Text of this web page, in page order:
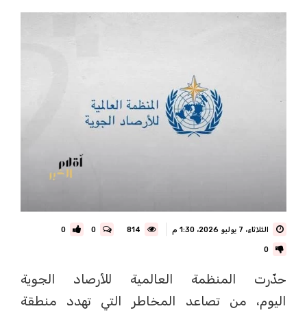
الثلاثاء، 7 يوليو 2026، 1:30 م 0
0
0
حذّرت المنظمة العالمية للأرصاد الجوية
اليوم، من تصاعد المخاطر التي تهدد منطقة